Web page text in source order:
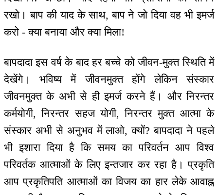
रखो। बाप की याद के साथ, बाप ने जो दिया वह भी इमर्ज
करो - क्या बनाया और क्या मिला!
बापदादा इस वर्ष के बाद हर बच्चे को जीवन-मुक्त स्थिति में
देखेंगे। भविष्य में जीवनमुक्त होंगे लेकिन संस्कार
जीवनमुक्त के अभी से ही इमर्ज करने हैं। और निरन्तर
कर्मयोगी, निरन्तर सहज योगी, निरन्तर मुक्त आत्मा के
संस्कार अभी से अनुभव में लाओ, क्यों? बापदादा ने पहले
भी इशारा दिया है कि समय का परिवर्तन आप विश्व
परिवर्तक आत्माओं के लिए इन्तजार कर रहा है। प्रकृति
आप प्रकृतिपति आत्माओं का विजय का हार लेके आवाह्न